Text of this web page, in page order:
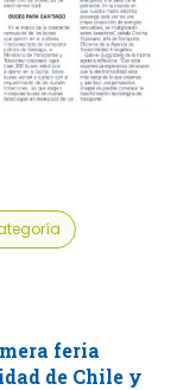
feria
de Chile y